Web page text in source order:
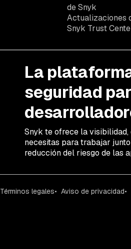
de Snyk
Actualizaciones
Snyk Trust
La
seguridad
Snyk te ofrece la
necesitas para trabajar
reducción del riesgo de las
Términos legales Aviso de privacidad